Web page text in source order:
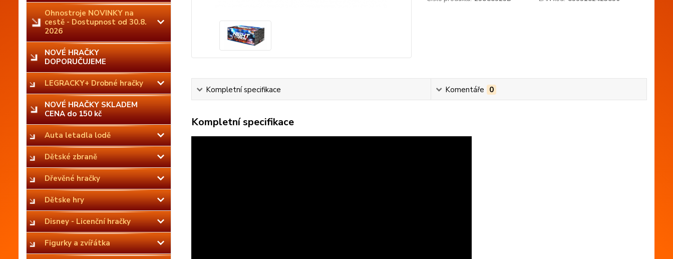
Ohnostroje NOVINKY na
cestě - Dostupnost od 30.8.
2026
NOVÉ HRAČKY
DOPORUČUJEME
LEGRACKY+ Drobné hračky
NOVÉ HRAČKY SKLADEM
CENA do 150 kč
Auta letadla lodě
Dětské zbraně
Dřevěné hračky
Dětske hry
Disney - Licenční hračky
Figurky a zvířátka
Kompletní specifikace Komentáře 0
Kompletní specifikace